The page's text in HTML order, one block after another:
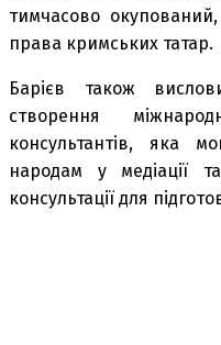
тимчасово
права кримських татар.
Барієв також
створення
консультантів, яка
народам у медіації
консультації для